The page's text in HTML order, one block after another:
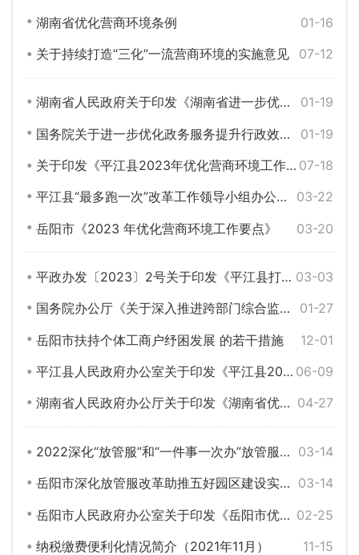
01-16
湖南省优化营商环境条例
07-12
关于持续打造“三化”一流营商环境的实施意见
01-19
湖南省人民政府关于印发《湖南省进一步优化外商投资环境更大力度吸引和利用外资的若干措施》的通知
01-19
国务院关于进一步优化政务服务提升行政效能 推动“高效办成一件事”的指导意见
07-18
关于印发《平江县2023年优化营商环境工作要点》的通知
03-22
平江县“最多跑一次”改革工作领导小组办公室 关于印发《平江县2023年行政审批服务工作要点》的通知
03-20
岳阳市《2023 年优化营商环境工作要点》
03-03
平政办发〔2023〕2号关于印发《平江县打好发展“六仗”总体方案》的通知
01-27
国务院办公厅《关于深入推进跨部门综合监管的指导意见》（国办发〔2023〕1号）
12-01
岳阳市扶持个体工商户纾困发展 的若干措施
06-09
平江县人民政府办公室关于印发《平江县2022年优化营商环境工作方案》的通知
04-27
湖南省人民政府办公厅关于印发《湖南省优化营商环境三年行动计划（2022—2024年）》的通知
03-14
2022深化“放管服”和“一件事一次办”放管服改革工作要点
03-14
岳阳市深化放管服改革助推五好园区建设实施方案
02-25
岳阳市人民政府办公室关于印发《岳阳市优化营商环境促进市场主体高质量发展行动方案》的通知
11-15
纳税缴费便利化情况简介（2021年11月）